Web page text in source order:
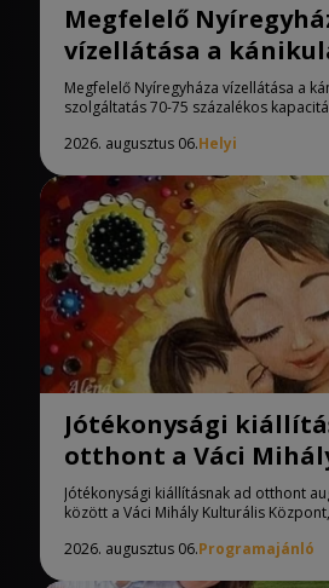
Megfelelő
vízellátása a
Megfelelő Nyíregyháza vízellátása a
szolgáltatás 70-75 százalékos
2026. augusztus 06.Helyi
Jótékonysági
otthont a Váci
Központ
Jótékonysági kiállításnak ad otthont
között a Váci Mihály Kulturális Központ,
2026. augusztus 06.Programajánló